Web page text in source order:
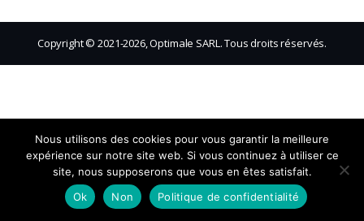
Copyright © 2021-2026, Optimale SARL. Tous droits réservés.
Nous utilisons des cookies pour vous garantir la meilleure
expérience sur notre site web. Si vous continuez à utiliser ce
site, nous supposerons que vous en êtes satisfait.
Ok
Non Politique de confidentialité